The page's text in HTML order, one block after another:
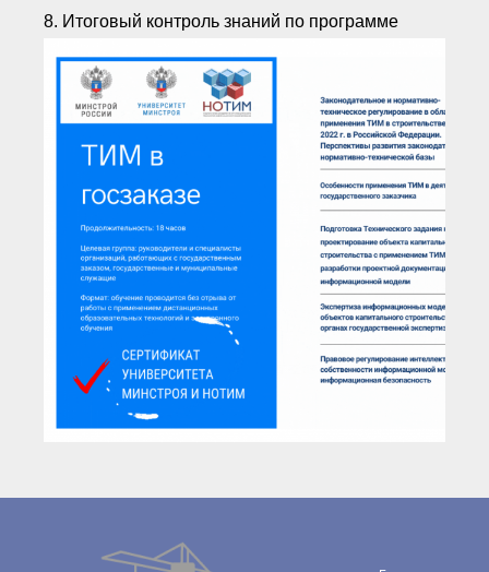
8. Итоговый контроль знаний по программе